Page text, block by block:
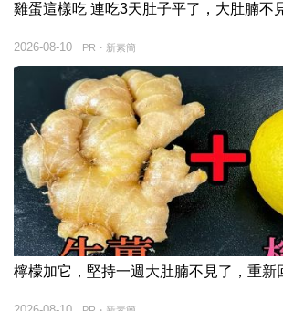
雞蛋這樣吃 連吃3天肚子平了，大肚腩不
PR・新素簡
2026-08-10
檸檬加它，堅持一週大肚腩不見了，重新